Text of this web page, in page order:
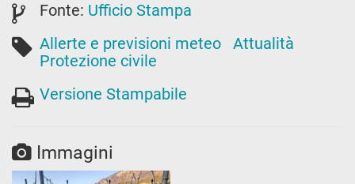
Fonte: Ufficio Stampa
Allerte e previsioni meteo
Attualità
Protezione civile
Versione Stampabile
Immagini